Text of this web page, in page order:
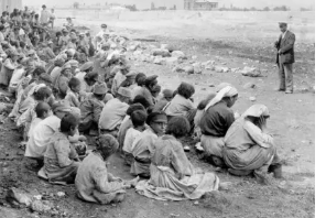
В МИРЕ
ОБЩЕСТВО
КУЛЬТУРА
НАУКА